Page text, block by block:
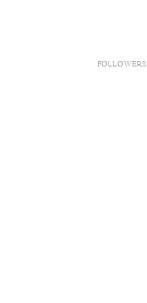
FOLLOWERS